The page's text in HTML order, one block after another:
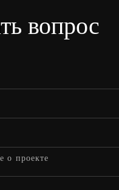
вопрос